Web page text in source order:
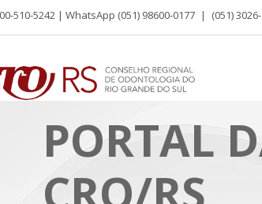
510-5242 | WhatsApp (051) 98600-0177 | (051)
PORTAL